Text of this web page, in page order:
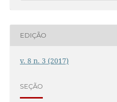
EDIÇÃO
v. 8 n. 3 (2017)
SEÇÃO